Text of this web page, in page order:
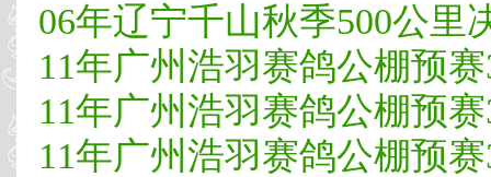
06年辽宁千山秋季500公里
11年广州浩羽赛鸽公棚预
11年广州浩羽赛鸽公棚预
11年广州浩羽赛鸽公棚预